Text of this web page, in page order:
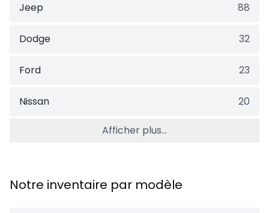
Jeep 88
Dodge 32
Ford 23
Nissan 20
Afficher plus...
Notre inventaire par modèle